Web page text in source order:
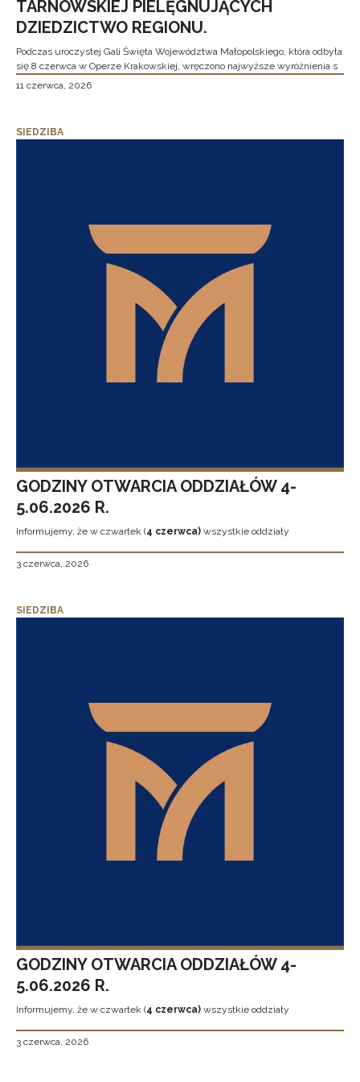
TARNOWSKIEJ PIELĘGNUJĄCYCH
DZIEDZICTWO REGIONU.
Podczas uroczystej Gali Święta Województwa Małopolskiego, która odbyła
się 8 czerwca w Operze Krakowskiej, wręczono najwyższe wyróżnienia s
11 czerwca, 2026
SIEDZIBA
GODZINY OTWARCIA ODDZIAŁÓW 4-
5.06.2026 R.
Informujemy, że w czwartek (4 czerwca) wszystkie oddziały
3 czerwca, 2026
SIEDZIBA
GODZINY OTWARCIA ODDZIAŁÓW 4-
5.06.2026 R.
Informujemy, że w czwartek (4 czerwca) wszystkie oddziały
3 czerwca, 2026